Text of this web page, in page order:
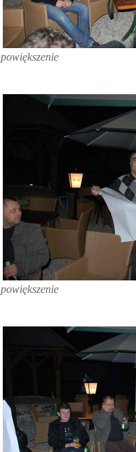
powiększenie
powiększenie